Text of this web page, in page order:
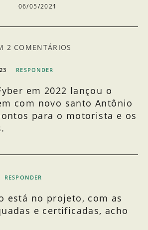
06/05/2021
2 COMENTÁRIOS
RESPONDER
em 2022 lançou o
com novo santo Antônio
para o motorista e os
RESPONDER
está no projeto, com as
e certificadas, acho